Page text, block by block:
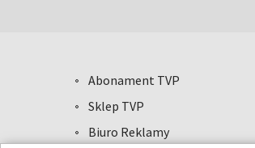
Abonament TVP
Sklep TVP
Biuro Reklamy